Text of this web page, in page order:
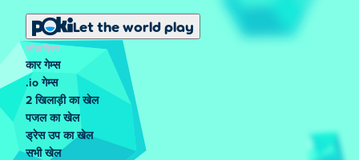
Let the world play
लोकप्रिय
कार गेम्स
.io गेम्स
2 खिलाड़ी का खेल
पजल का खेल
ड्रेस उप का खेल
सभी खेल